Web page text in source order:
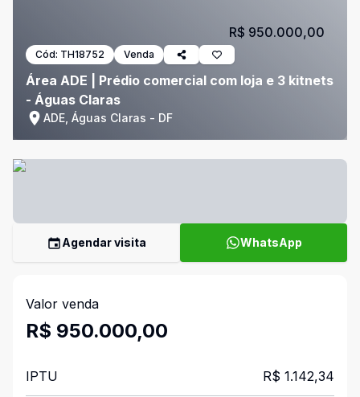
Cód: TH18752 Venda
Área ADE | Prédio comercial com loja e 3 kitnets
- Águas Claras
ADE, Águas Claras - DF
R$ 950.000,00
Agendar visita WhatsApp
Valor venda
R$ 950.000,00
IPTU R$ 1.142,34